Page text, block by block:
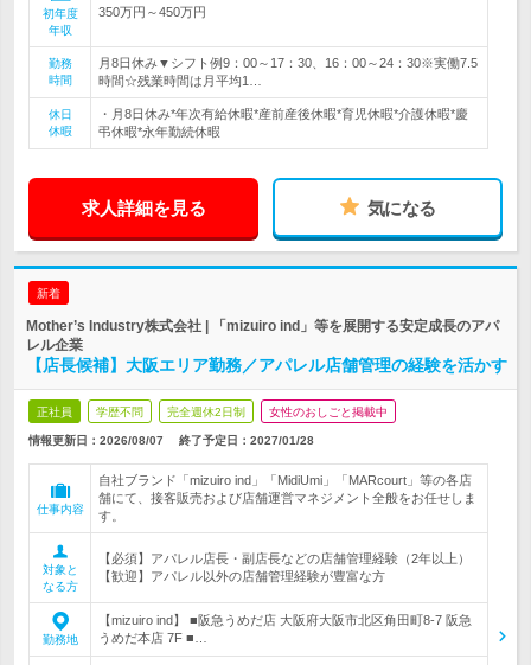
初年度
年収
350万円～450万円
勤務
時間
月8日休み▼シフト例9：00～17：30、16：00～24：30※実働7.5
時間☆残業時間は月平均1…
休日
休暇
・月8日休み*年次有給休暇*産前産後休暇*育児休暇*介護休暇*慶
弔休暇*永年勤続休暇
求人詳細を見る 気になる
新着
Mother’s Industry株式会社 | 「mizuiro ind」等を展開する安定成長のアパ
レル企業
【店長候補】大阪エリア勤務／アパレル店舗管理の経験を活かす
正社員 学歴不問 完全週休2日制 女性のおしごと掲載中
情報更新日：2026/08/07 終了予定日： 2027/01/28
仕事内容
自社ブランド「mizuiro ind」「MidiUmi」「MARcourt」等の各店
舗にて、接客販売および店舗運営マネジメント全般をお任せしま
す。
対象と
なる方
【必須】アパレル店長・副店長などの店舗管理経験（2年以上）
【歓迎】アパレル以外の店舗管理経験が豊富な方
勤務地
【mizuiro ind】 ■阪急うめだ店 大阪府大阪市北区角田町8-7 阪急
うめだ本店 7F ■…